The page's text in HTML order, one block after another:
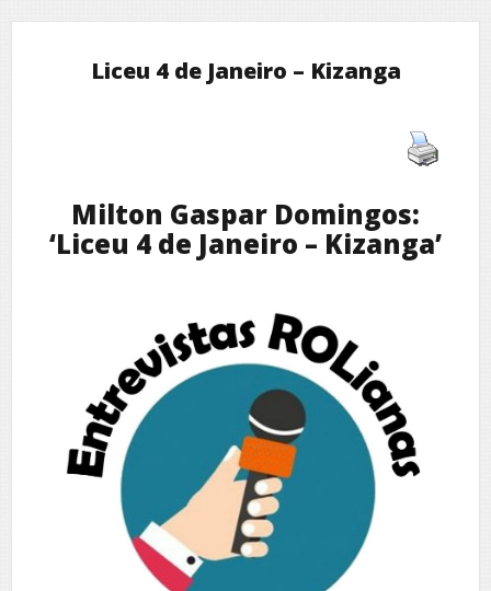
Liceu 4 de Janeiro – Kizanga
Milton Gaspar Domingos:
‘Liceu 4 de Janeiro – Kizanga’